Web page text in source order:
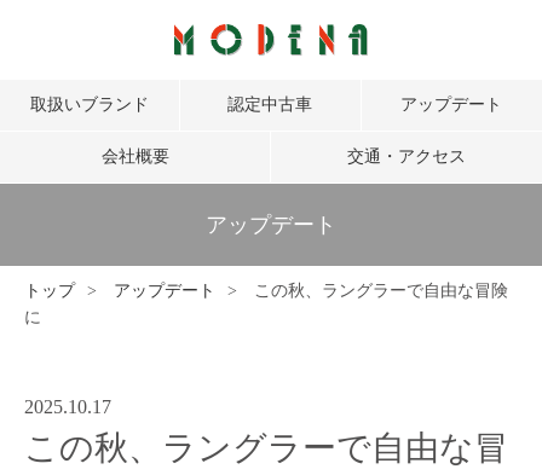
取扱いブランド 認定中古車 アップデート
会社概要 交通・アクセス
アップデート
トップ アップデート
この秋、ラングラーで自由な冒険
に
2025.10.17
この秋、ラングラーで自由な冒